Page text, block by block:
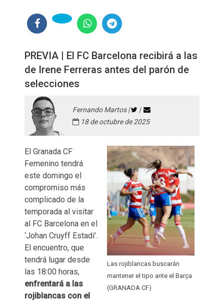
PREVIA | El FC Barcelona recibirá a las
de Irene Ferreras antes del parón de
selecciones
Fernando Martos |
|
18 de octubre de 2025
Las rojiblancas buscarán
mantener el tipo ante el Barça
(GRANADA CF)
El Granada CF
Femenino tendrá
este domingo el
compromiso más
complicado de la
temporada al visitar
al FC Barcelona en el
‘Johan Cruyff Estadi’.
El encuentro, que
tendrá lugar desde
las 18:00 horas,
enfrentará a las
rojiblancas con el